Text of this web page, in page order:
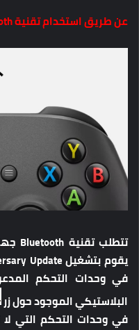
عن طريق استخدام تقنية Bluetooth
البلاستيكي الموجود حول زر